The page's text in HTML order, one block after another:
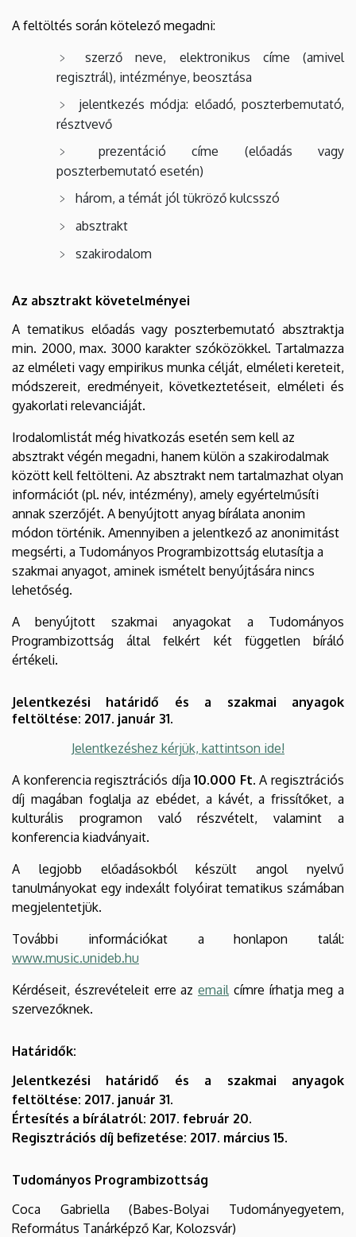
A feltöltés során kötelező megadni:
szerző neve, elektronikus címe (amivel
regisztrál), intézménye, beosztása
jelentkezés módja: előadó, poszterbemutató,
résztvevő
prezentáció címe (előadás vagy
poszterbemutató esetén)
három, a témát jól tükröző kulcsszó
absztrakt
szakirodalom
Az absztrakt követelményei
A tematikus előadás vagy poszterbemutató absztraktja
min. 2000, max. 3000 karakter szóközökkel. Tartalmazza
az elméleti vagy empirikus munka célját, elméleti kereteit,
módszereit, eredményeit, következtetéseit, elméleti és
gyakorlati relevanciáját.
Irodalomlistát még hivatkozás esetén sem kell az
absztrakt végén megadni, hanem külön a szakirodalmak
között kell feltölteni. Az absztrakt nem tartalmazhat olyan
információt (pl. név, intézmény), amely egyértelműsíti
annak szerzőjét. A benyújtott anyag bírálata anonim
módon történik. Amennyiben a jelentkező az anonimitást
megsérti, a Tudományos Programbizottság elutasítja a
szakmai anyagot, aminek ismételt benyújtására nincs
lehetőség.
A benyújtott szakmai anyagokat a Tudományos
Programbizottság által felkért két független bíráló
értékeli.
Jelentkezési határidő és a szakmai anyagok
feltöltése: 2017. január 31.
Jelentkezéshez kérjük, kattintson ide!
A konferencia regisztrációs díja10.000 Ft. A regisztrációs
díj magában foglalja az ebédet, a kávét, a frissítőket, a
kulturális programon való részvételt, valamint a
konferencia kiadványait.
A legjobb előadásokból készült angol nyelvű
tanulmányokat egy indexált folyóirat tematikus számában
megjelentetjük.
További információkat a honlapon talál:
www.music.unideb.hu
Kérdéseit, észrevételeit erre az email címre írhatja meg a
szervezőknek.
Határidők:
Jelentkezési határidő és a szakmai anyagok
feltöltése: 2017. január 31.
Értesítés a bírálatról: 2017. február 20.
Regisztrációs díj befizetése: 2017. március 15.
Tudományos Programbizottság
Coca Gabriella (Babes-Bolyai Tudományegyetem,
Református Tanárképző Kar, Kolozsvár)